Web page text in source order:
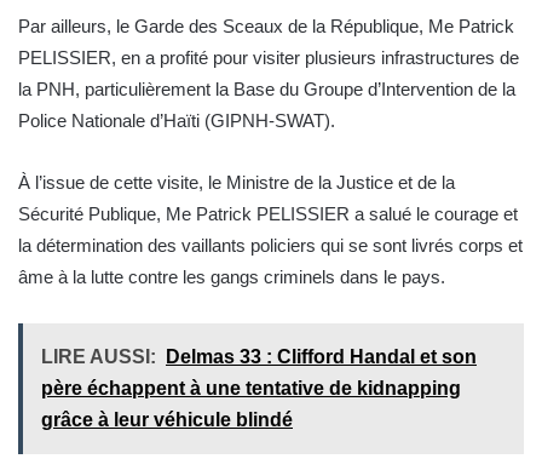
Par ailleurs, le Garde des Sceaux de la République, Me Patrick
PELISSIER, en a profité pour visiter plusieurs infrastructures de
la PNH, particulièrement la Base du Groupe d’Intervention de la
Police Nationale d’Haïti (GIPNH-SWAT).
À l’issue de cette visite, le Ministre de la Justice et de la
Sécurité Publique, Me Patrick PELISSIER a salué le courage et
la détermination des vaillants policiers qui se sont livrés corps et
âme à la lutte contre les gangs criminels dans le pays.
LIRE AUSSI:
Delmas 33 : Clifford Handal et son
père échappent à une tentative de kidnapping
grâce à leur véhicule blindé